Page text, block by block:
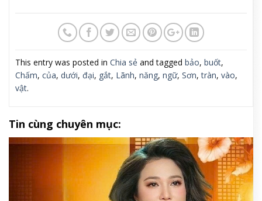
This entry was posted in Chia sẻ and tagged bảo, buốt,
Chấm, của, dưới, đại, gắt, Lãnh, năng, ngữ, Sơn,tràn, vào,
vật.
Tin cùng chuyên mục: